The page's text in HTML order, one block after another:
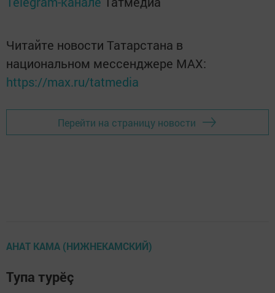
Читайте новости Татарстана в
национальном мессенджере MАХ:
https://max.ru/tatmedia
Перейти на страницу новости
АНАТ КАМА (НИЖНЕКАМСКИЙ)
Тупа турӗç